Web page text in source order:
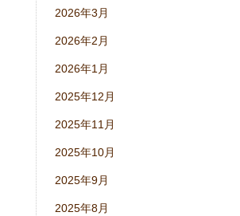
2026年3月
2026年2月
2026年1月
2025年12月
2025年11月
2025年10月
2025年9月
2025年8月